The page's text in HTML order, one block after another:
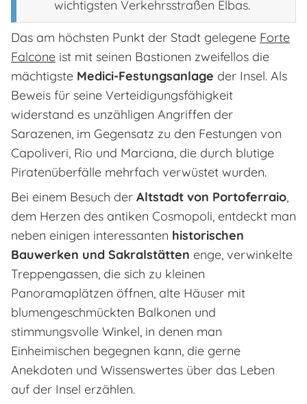
wichtigsten Verkehrsstraßen Elbas.
Das am höchsten Punkt der Stadt gelegene Forte
Falcone ist mit seinen Bastionen zweifellos die
mächtigste Medici-Festungsanlage der Insel. Als
Beweis für seine Verteidigungsfähigkeit
widerstand es unzähligen Angriffen der
Sarazenen, im Gegensatz zu den Festungen von
Capoliveri, Rio und Marciana, die durch blutige
Piratenüberfälle mehrfach verwüstet wurden.
Bei einem Besuch der Altstadt von Portoferraio
dem Herzen des antiken Cosmopoli, entdeckt man
neben einigen interessanten historischen
Bauwerken und Sakralstätten enge, verwinkelte
Treppengassen, die sich zu kleinen
Panoramaplätzen öffnen, alte Häuser mit
blumengeschmückten Balkonen und
stimmungsvolle Winkel, in denen man
Einheimischen begegnen kann, die gerne
Anekdoten und Wissenswertes über das Leben
auf der Insel erzählen.